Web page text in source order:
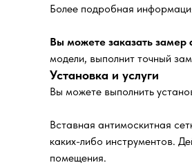
Более подробная
Вы можете заказать замер
модели, выполнит точный
Установка и услуги
Вы можете выполнить
Вставная антимоскитная
каких-либо инструментов.
помещения.